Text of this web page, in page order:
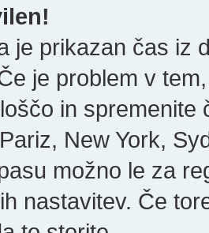
je prikazan čas iz
je problem v
in
New York,
možno le za
nastavitev. Če